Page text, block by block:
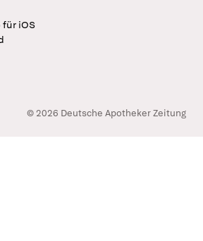
iOS
© 2026 Deutsche Apotheker Zeitung